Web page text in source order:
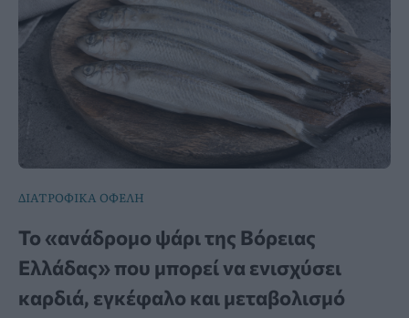
ΔΙΑΤΡΟΦΙΚΑ ΟΦΕΛΗ
Το «ανάδρομο ψάρι της Βόρειας
Ελλάδας» που μπορεί να ενισχύσει
καρδιά, εγκέφαλο και μεταβολισμό